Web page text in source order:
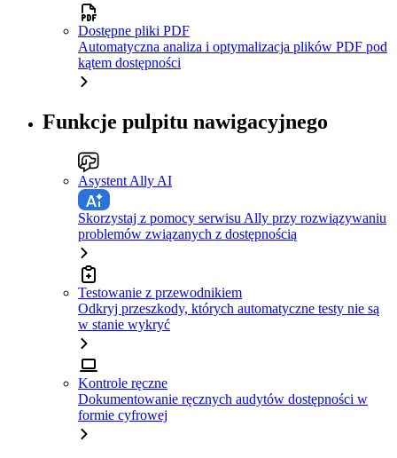
Dostępne pliki PDF
Automatyczna analiza i optymalizacja plików PDF pod
kątem dostępności
Funkcje pulpitu nawigacyjnego
Asystent Ally AI
Skorzystaj z pomocy serwisu Ally przy rozwiązywaniu
problemów związanych z dostępnością
Testowanie z przewodnikiem
Odkryj przeszkody, których automatyczne testy nie są
w stanie wykryć
Kontrole ręczne
Dokumentowanie ręcznych audytów dostępności w
formie cyfrowej